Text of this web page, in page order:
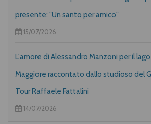
presente: "Un santo per amico"
15/07/2026
L'amore di Alessandro Manzoni per il lago
Maggiore raccontato dallo studioso del
Tour Raffaele Fattalini
14/07/2026